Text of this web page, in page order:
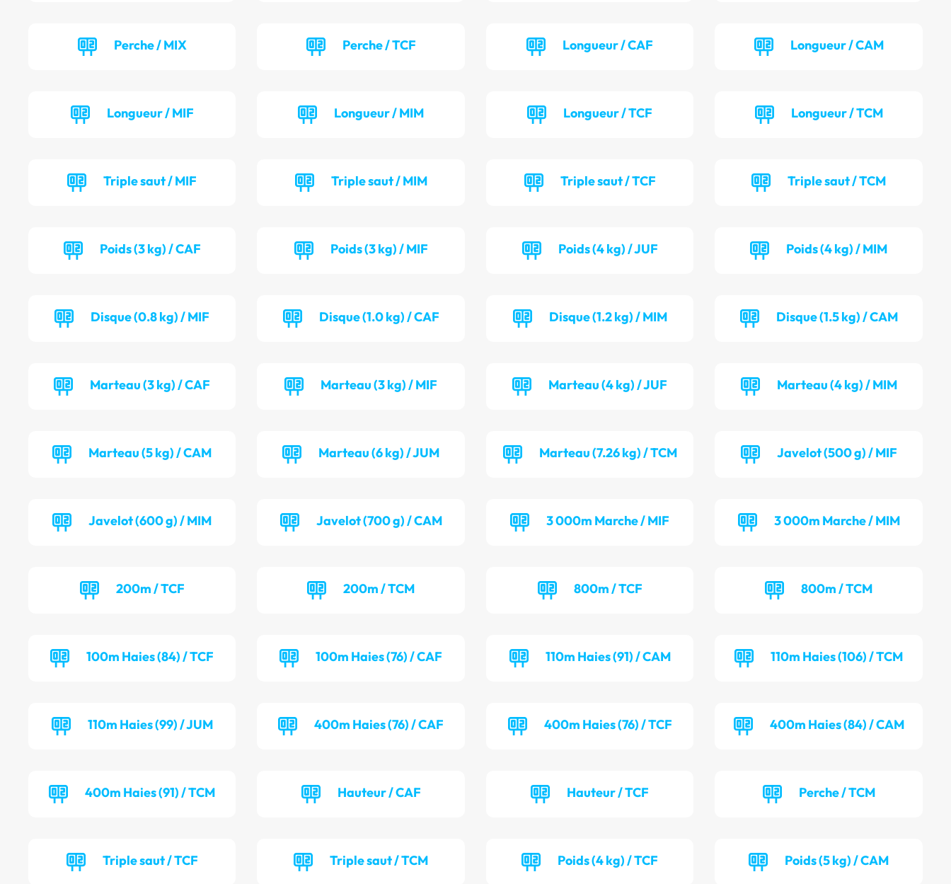
Perche / MIX Perche / TCF Longueur / CAF Longueur / CAM
Longueur / MIF Longueur / MIM Longueur / TCF Longueur / TCM
Triple saut / MIF Triple saut / MIM Triple saut / TCF Triple saut / TCM
Poids (3 kg) / CAF Poids (3 kg) / MIF Poids (4 kg) / JUF Poids (4 kg) / MIM
Disque (0.8 kg) / MIF Disque (1.0 kg) / CAF Disque (1.2 kg) / MIM Disque (1.5 kg) / CAM
Marteau (3 kg) / CAF Marteau (3 kg) / MIF Marteau (4 kg) / JUF Marteau (4 kg) / MIM
Marteau (5 kg) / CAM Marteau (6 kg) / JUM Marteau (7.26 kg) / TCM Javelot (500 g) / MIF
Javelot (600 g) / MIM Javelot (700 g) / CAM 3 000m Marche / MIF 3 000m Marche / MIM
200m / TCF 200m / TCM 800m / TCF 800m / TCM
100m Haies (84) / TCF 100m Haies (76) / CAF 110m Haies (91) / CAM 110m Haies (106) / TCM
110m Haies (99) / JUM 400m Haies (76) / CAF 400m Haies (76) / TCF 400m Haies (84) / CAM
400m Haies (91) / TCM Hauteur / CAF Hauteur / TCF Perche / TCM
Triple saut / TCF Triple saut / TCM Poids (4 kg) / TCF Poids (5 kg) / CAM